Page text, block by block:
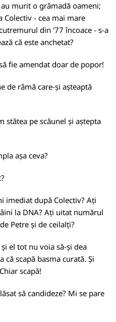
murit o grămadă oameni;
Colectiv - cea mai mare
din '77 încoace - s-a
că este anchetat?
fie amendat doar de popor!
de râmă care-și așteaptă
stătea pe scăunel și aștepta
așa ceva?
imediat după Colectiv? Ați
la DNA? Ați uitat numărul
Petre și de ceilalți?
el tot nu voia să-și dea
că scapă basma curată. Și
scapă!
să candideze? Mi se pare